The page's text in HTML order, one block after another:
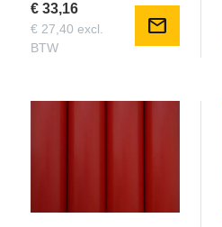
€ 33,16
€ 27,40 excl.
BTW
mail